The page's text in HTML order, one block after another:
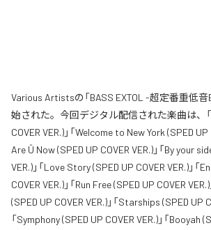
Various Artistsの「BASS EXTOL -超定番重低音
始された。今回デジタル配信された楽曲は、
COVER VER.)」「Welcome to New York (SPED UP
Are Ü Now (SPED UP COVER VER.)」「By your
VER.)」「Love Story (SPED UP COVER VER.)」「
COVER VER.)」「Run Free (SPED UP COVER
(SPED UP COVER VER.)」「Starships (SPED UP
「Symphony (SPED UP COVER VER.)」「Booyah